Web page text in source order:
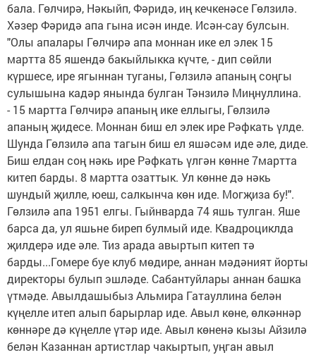
бала. Гөлчирә, Нәкыйп, Фәридә, иң кечкенәсе Гөлзилә.
Хәзер Фәридә апа гына исән инде. Исән-сау булсын.
"Олы апалары Гөлчирә апа моннан ике ел элек 15
мартта 85 яшендә бакыйлыкка күчте, - дип сөйли
күршесе, ире ягыннан туганы, Гөлзилә апаның соңгы
сулышына кадәр янында булган Тәнзилә Миңнуллина.
- 15 мартта Гөлчирә апаның ике еллыгы, Гөлзилә
апаның җидесе. Моннан биш ел элек ире Рәфкать үлде.
Шунда Гөлзилә апа тагын биш ел яшәсәм иде әле, диде.
Биш елдан соң нәкь ире Рәфкать үлгән көнне 7мартта
китеп барды. 8 мартта озаттык. Ул көнне дә нәкь
шундый җилле, юеш, салкынча көн иде. Могҗиза бу!".
Гөлзилә апа 1951 елгы. Гыйнварда 74 яшь тулган. Яше
барса да, ул яшьне биреп булмый иде. Квадроциклда
җилдерә иде әле. Тиз арада авыртып китеп тә
барды...Гомере буе клуб мөдире, аннан мәдәният йорты
директоры булып эшләде. Сабантуйлары аннан башка
үтмәде. Авылдашыбыз Альмира Гатауллина белән
күңелле итеп алып барырлар иде. Авыл көне, өлкәннәр
көннәре дә күңелле үтәр иде. Авыл көненә кызы Айзилә
белән Казаннан артистлар чакыртып, уңган авыл